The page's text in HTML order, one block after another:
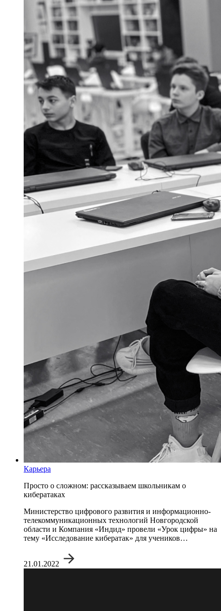
Карьера
Просто о сложном: рассказываем школьникам о
кибератаках
Министерство цифрового развития и информационно-
телекоммуникационных технологий Новгородской
области и Компания «Индид» провели «Урок цифры» на
тему «Исследование кибератак» для учеников…
21.01.2022